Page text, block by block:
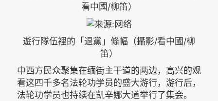
看中國/柳笛）
遊行隊伍裡的「退黨」條幅（攝影/看中國/柳
笛）
中西方民众聚集在缅街主干道的两边，高兴的观
看这四千多名法轮功学员的盛大游行，游行后，
法轮功学员也持续在凯辛娜大道举行了集会。